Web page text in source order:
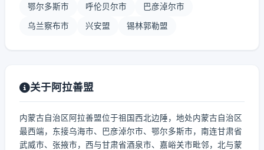
鄂尔多斯市 呼伦贝尔市 巴彦淖尔市
乌兰察布市 兴安盟 锡林郭勒盟
关于阿拉善盟
内蒙古自治区阿拉善盟位于祖国西北边陲，地处内蒙古自治区
最西端，东接乌海市、巴彦淖尔市、鄂尔多斯市，南连甘肃省
武威市、张掖市，西与甘肃省酒泉市、嘉峪关市毗邻，北与蒙